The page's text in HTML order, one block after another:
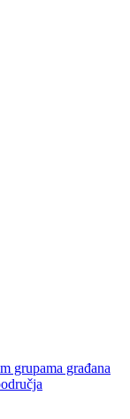
grupama građana